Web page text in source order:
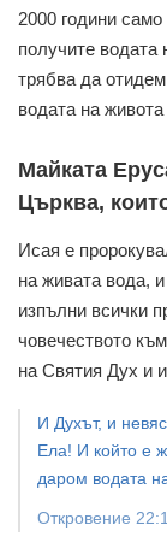
2000 години
получите водата
трябва да
водата на
Майката
Църква,
Исая е
на живата вода,
изпълни всички
човечеството
на Святия Дух и
И Духът, и
Ела! И който е
даром водата
Откровение